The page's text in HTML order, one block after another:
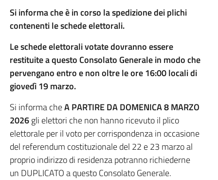
Si informa che è in corso la spedizione dei plichi
contenenti le schede elettorali.
Le schede elettorali votate dovranno essere
restituite a questo Consolato Generale in modo che
pervengano entro e non oltre le ore 16:00 locali di
giovedì 19 marzo.
Si informa cheA PARTIRE DA DOMENICA 8 MARZO
2026gli elettori che non hanno ricevuto il plico
elettorale per il voto per corrispondenza in occasione
del referendum costituzionale del 22 e 23 marzo al
proprio indirizzo di residenza potranno richiederne
un DUPLICATO a questo Consolato Generale.